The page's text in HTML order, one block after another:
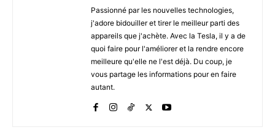
Passionné par les nouvelles technologies,
j'adore bidouiller et tirer le meilleur parti des
appareils que j'achète. Avec la Tesla, il y a de
quoi faire pour l'améliorer et la rendre encore
meilleure qu'elle ne l'est déjà. Du coup, je
vous partage les informations pour en faire
autant.